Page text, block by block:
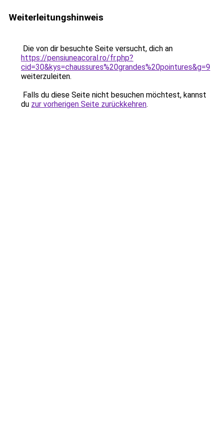
Weiterleitungshinweis
Die von dir besuchte Seite versucht, dich an
https://pensiuneacoral.ro/fr.php?
cid=30&kys=chaussures%20grandes%20pointures&g=9
weiterzuleiten.
Falls du diese Seite nicht besuchen möchtest, kannst
du zur vorherigen Seite zurückkehren.